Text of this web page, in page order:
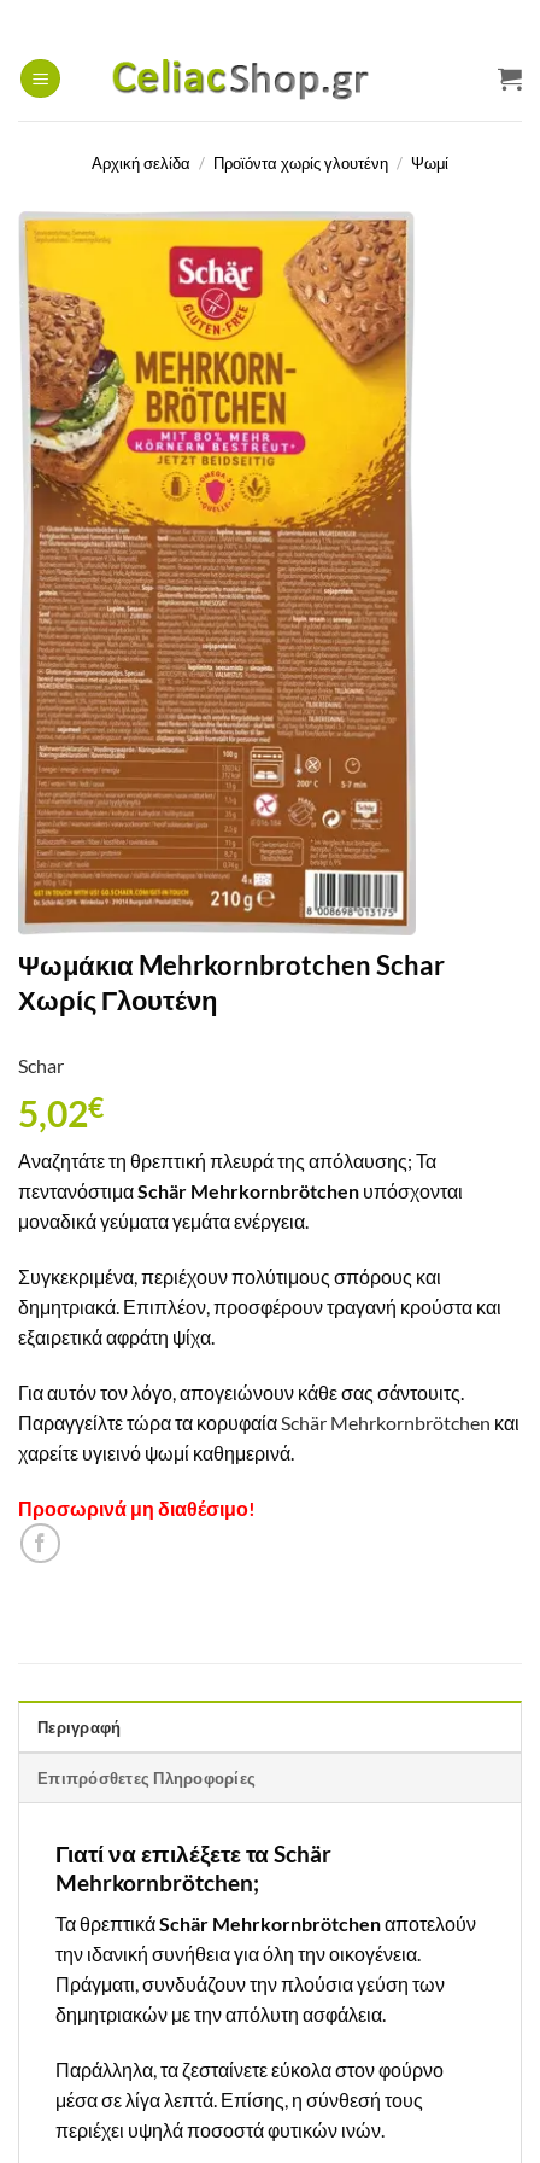
περιεχόμενο
Αρχική σελίδα / Προϊόντα χωρίς γλουτένη / Ψωμί
Ψωμάκια Mehrkornbrotchen Schar
Χωρίς Γλουτένη
Schar
5,02€
Αναζητάτε τη θρεπτική πλευρά της απόλαυσης; Τα
πεντανόστιμαSchär Mehrkornbrötchen υπόσχονται
μοναδικά γεύματα γεμάτα ενέργεια.
Συγκεκριμένα, περιέχουν πολύτιμους σπόρους και
δημητριακά. Επιπλέον, προσφέρουν τραγανή κρούστα και
εξαιρετικά αφράτη ψίχα.
Για αυτόν τον λόγο, απογειώνουν κάθε σας σάντουιτς.
Παραγγείλτε τώρα τα κορυφαία Schär Mehrkornbrötchen και
χαρείτε υγιεινό ψωμί καθημερινά.
Προσωρινά μη διαθέσιμο!
Περιγραφή
Επιπρόσθετες Πληροφορίες
Γιατί να επιλέξετε τα Schär
Mehrkornbrötchen;
Τα θρεπτικάSchär Mehrkornbrötchenαποτελούν
την ιδανική συνήθεια για όλη την οικογένεια.
Πράγματι, συνδυάζουν την πλούσια γεύση των
δημητριακών με την απόλυτη ασφάλεια.
Παράλληλα, τα ζεσταίνετε εύκολα στον φούρνο
μέσα σε λίγα λεπτά. Επίσης, η σύνθεσή τους
περιέχει υψηλά ποσοστά φυτικών ινών.